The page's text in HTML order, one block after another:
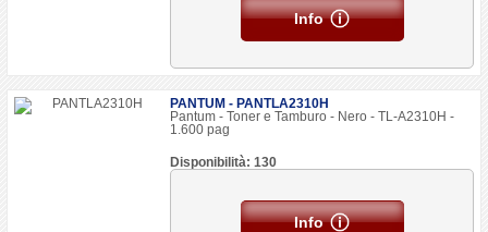
Info
PANTUM - PANTLA2310H
Pantum - Toner e Tamburo - Nero - TL-A2310H -
1.600 pag
Disponibilità: 130
Info